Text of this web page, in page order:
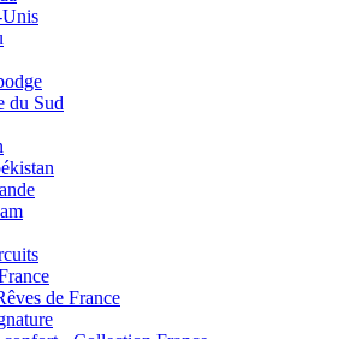
Unis
du Sud
de France